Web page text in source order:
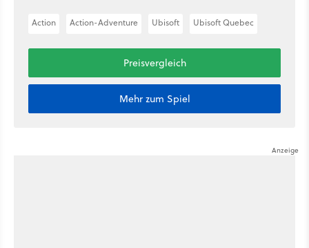
Action Action-Adventure Ubisoft Ubisoft Quebec
Preisvergleich
Mehr zum Spiel